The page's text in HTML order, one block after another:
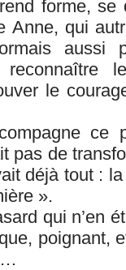
forme,
Anne, qui
aussi
reconnaître
le
ce
pas de
déjà tout :
».
qui n’en
poignant,